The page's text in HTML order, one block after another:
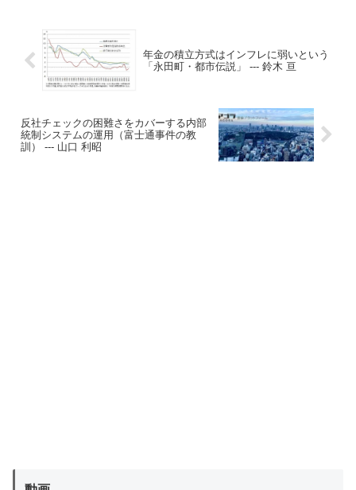
年金の積立方式はインフレに弱いという
「永田町・都市伝説」 --- 鈴木 亘
反社チェックの困難さをカバーする内部
統制システムの運用（富士通事件の教
訓） --- 山口 利昭